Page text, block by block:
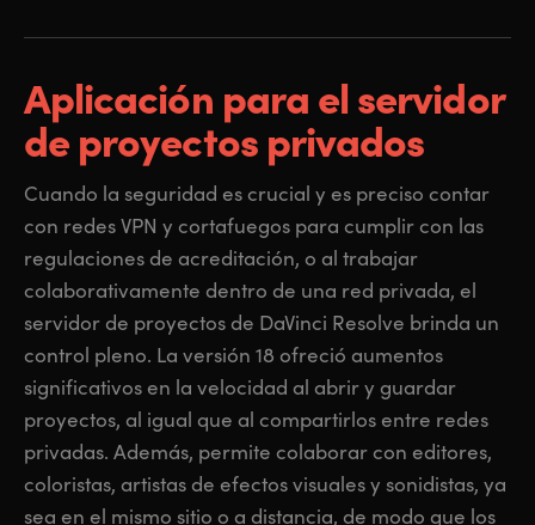
Aplicación paraelservidor
de proyectos privados
Cuando la seguridad es crucial y es preciso contar
con redes VPN y cortafuegos para cumplir con las
regulaciones de acreditación, o al trabajar
colaborativamente dentro de una red privada, el
servidor de proyectos de DaVinci Resolve brinda un
control pleno. La versión 18 ofreció aumentos
significativos en la velocidad al abrir y guardar
proyectos, al igual que al compartirlos entre redes
privadas. Además, permite colaborar con editores,
coloristas, artistas de efectos visuales y sonidistas, ya
sea en el mismo sitio o a distancia, de modo que los